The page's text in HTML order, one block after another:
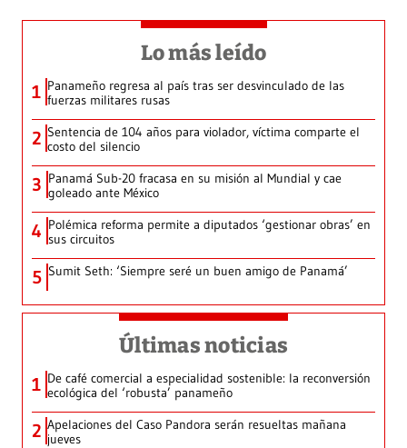
Lo más leído
1 Panameño regresa al país tras ser desvinculado de las
fuerzas militares rusas
2 Sentencia de 104 años para violador, víctima comparte el
costo del silencio
3 Panamá Sub-20 fracasa en su misión al Mundial y cae
goleado ante México
4 Polémica reforma permite a diputados ‘gestionar obras’ en
sus circuitos
5 Sumit Seth: ‘Siempre seré un buen amigo de Panamá’
Últimas noticias
1 De café comercial a especialidad sostenible: la reconversión
ecológica del ‘robusta’ panameño
2 Apelaciones del Caso Pandora serán resueltas mañana
jueves